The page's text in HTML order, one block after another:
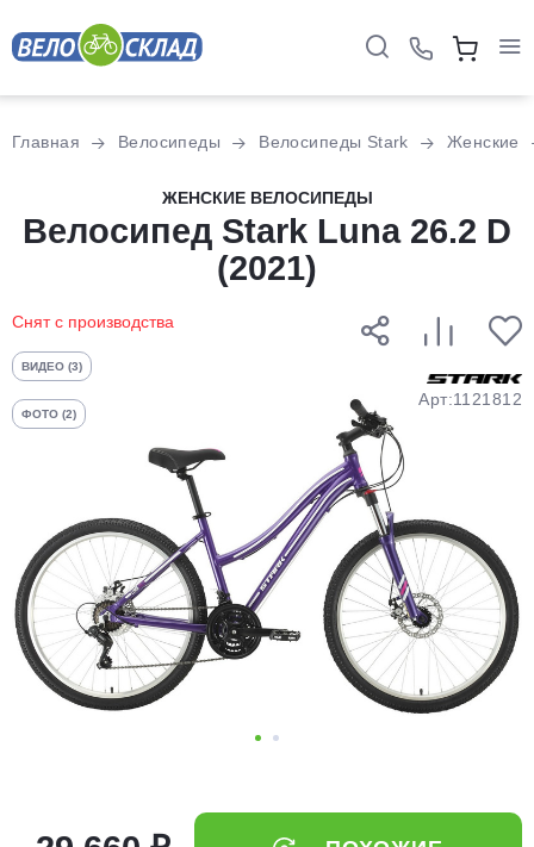
Главная Велосипеды Велосипеды Stark Женские
ЖЕНСКИЕ ВЕЛОСИПЕДЫ
Велосипед Stark Luna 26.2 D
(2021)
Снят с производства
ВИДЕО (3)
ФОТО (2)
Арт:1121812
Разбейте
оплатуна части
без переплат
График платежей
Добавляйте товары
в корзину
Оплачивайте сегодня только
25% картой любого банка
выбранный способом